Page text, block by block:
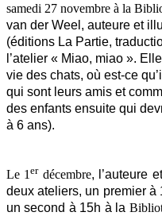
samedi 27 novembre à la
van der Weel, auteure et
(éditions La Partie,
l’atelier « Miao, miao ».
vie des chats, où est-ce
qui sont leurs amis et
des enfants ensuite qui
à 6 ans).
Le 1erdécembre, l’auteure
deux ateliers, un premier à
un second à 15h à la